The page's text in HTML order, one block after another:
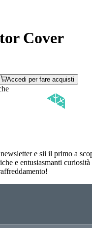
Cover
Accedi per fare acquisti
e sii il primo a
e entusiasmanti